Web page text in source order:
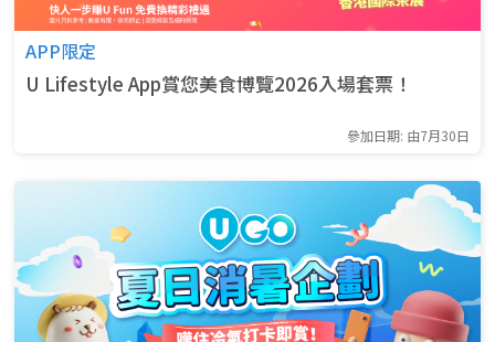
APP限定
U Lifestyle App賞您美食博覽2026入場套票！
參加日期: 由7月30日